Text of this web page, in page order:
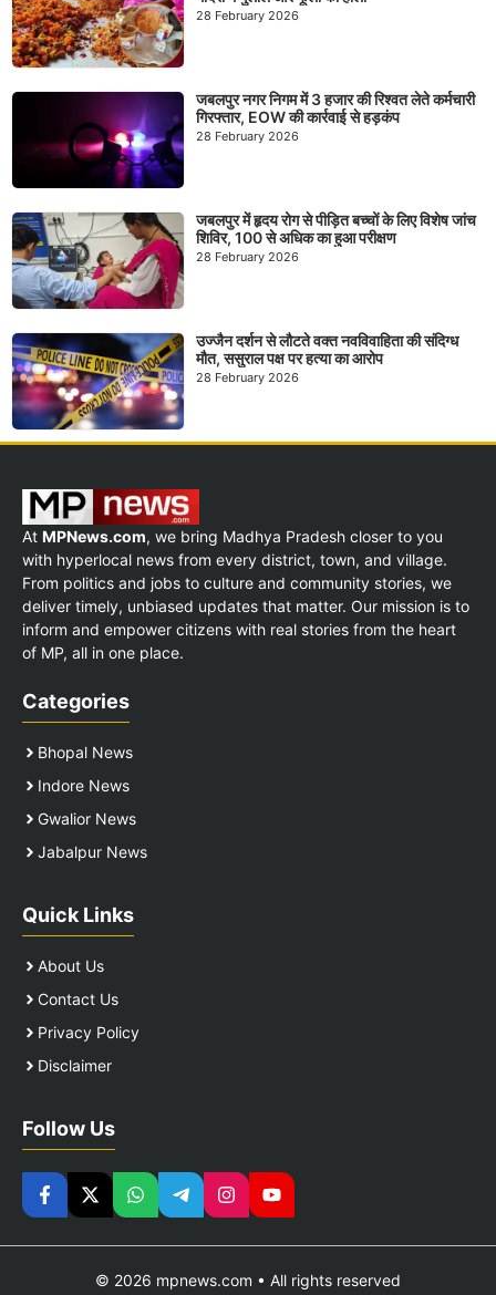
28 February 2026
जबलपुर नगर निगम में 3 हजार की रिश्वत लेते कर्मचारी
गिरफ्तार, EOW की कार्रवाई से हड़कंप
28 February 2026
जबलपुर में हृदय रोग से पीड़ित बच्चों के लिए विशेष जांच
शिविर, 100 से अधिक का हुआ परीक्षण
28 February 2026
उज्जैन दर्शन से लौटते वक्त नवविवाहिता की संदिग्ध
मौत, ससुराल पक्ष पर हत्या का आरोप
28 February 2026
At MPNews.com, we bring Madhya Pradesh closer to you
with hyperlocal news from every district, town, and village.
From politics and jobs to culture and community stories, we
deliver timely, unbiased updates that matter. Our mission is to
inform and empower citizens with real stories from the heart
of MP, all in one place.
Categories
Bhopal News
Indore News
Gwalior News
Jabalpur News
Quick Links
About Us
Contact Us
Privacy Policy
Disclaimer
Follow Us
© 2026 mpnews.com • All rights reserved